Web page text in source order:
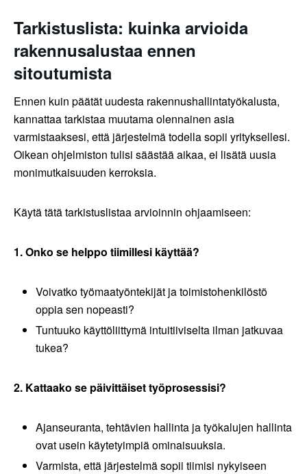
Tarkistuslista: kuinka arvioida
rakennusalustaa ennen
sitoutumista
Ennen kuin päätät uudesta rakennushallintatyökalusta,
kannattaa tarkistaa muutama olennainen asia
varmistaaksesi, että järjestelmä todella sopii yrityksellesi.
Oikean ohjelmiston tulisi säästää aikaa, ei lisätä uusia
monimutkaisuuden kerroksia.
Käytä tätä tarkistuslistaa arvioinnin ohjaamiseen:
1. Onko se helppo tiimillesi käyttää?
Voivatko työmaatyöntekijät ja toimistohenkilöstö
oppia sen nopeasti?
Tuntuuko käyttöliittymä intuitiiviselta ilman jatkuvaa
tukea?
2. Kattaako se päivittäiset työprosessisi?
Ajanseuranta, tehtävien hallinta ja työkalujen hallinta
ovat usein käytetyimpiä ominaisuuksia.
Varmista, että järjestelmä sopii tiimisi nykyiseen